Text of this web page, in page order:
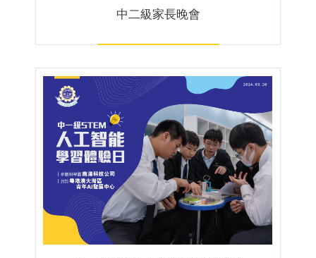
中二級家長晚會